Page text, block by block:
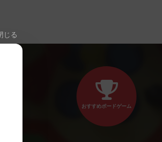
じる
おすすめボードゲーム